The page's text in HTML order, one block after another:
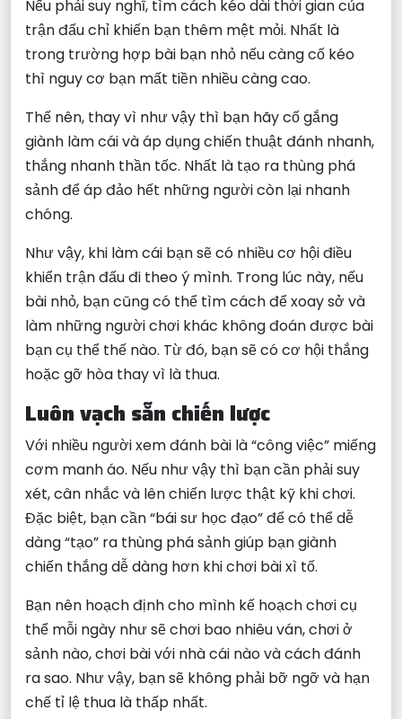
Nếu phải suy nghĩ, tìm cách kéo dài thời gian của
trận đấu chỉ khiến bạn thêm mệt mỏi. Nhất là
trong trường hợp bài bạn nhỏ nếu càng cố kéo
thì nguy cơ bạn mất tiền nhiều càng cao.
Thế nên, thay vì như vậy thì bạn hãy cố gắng
giành làm cái và áp dụng chiến thuật đánh nhanh,
thắng nhanh thần tốc. Nhất là tạo ra thùng phá
sảnh để áp đảo hết những người còn lại nhanh
chóng.
Như vậy, khi làm cái bạn sẽ có nhiều cơ hội điều
khiển trận đấu đi theo ý mình. Trong lúc này, nếu
bài nhỏ, bạn cũng có thể tìm cách để xoay sở và
làm những người chơi khác không đoán được bài
bạn cụ thể thế nào. Từ đó, bạn sẽ có cơ hội thắng
hoặc gỡ hòa thay vì là thua.
Luôn vạch sẵn chiến lược
Với nhiều người xem đánh bài là “công việc” miếng
cơm manh áo. Nếu như vậy thì bạn cần phải suy
xét, cân nhắc và lên chiến lược thật kỹ khi chơi.
Đặc biệt, bạn cần “bái sư học đạo” để có thể dễ
dàng “tạo” ra thùng phá sảnh giúp bạn giành
chiến thắng dễ dàng hơn khi chơi bài xì tố.
Bạn nên hoạch định cho mình kế hoạch chơi cụ
thể mỗi ngày như sẽ chơi bao nhiêu ván, chơi ở
sảnh nào, chơi bài với nhà cái nào và cách đánh
ra sao. Như vậy, bạn sẽ không phải bỡ ngỡ và hạn
chế tỉ lệ thua là thấp nhất.